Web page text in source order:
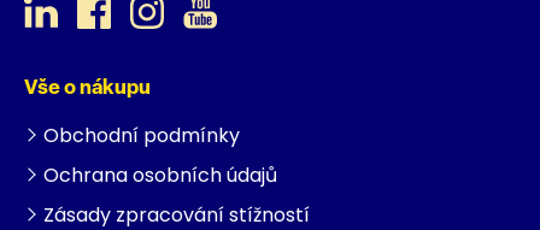
Vše o nákupu
Obchodní podmínky
Ochrana osobních údajů
Zásady zpracování stížností